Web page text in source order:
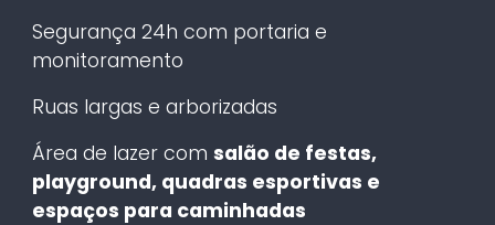
Segurança 24h com portaria e
monitoramento
Ruas largas e arborizadas
Área de lazer com salão de festas,
playground, quadras esportivas e
espaços para caminhadas